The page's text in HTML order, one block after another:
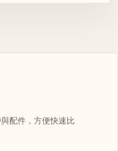
配件，方便快速比